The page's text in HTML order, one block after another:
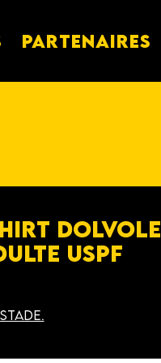
PARTENAIRES
Dolvole
USPF